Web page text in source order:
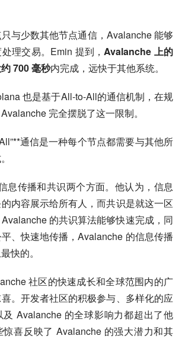
与少数其他节点通信，Avalanche 能够
理交易。Emin 提到，Avalanche 上的
700 毫秒内完成，远快于其他系统。
也是基于All-to-All的通信机制，在规
完全摆脱了这一限制。
通信是一种每个节点都需要与其他所
息传播和共识两个方面。他认为，信息
内容展示给所有人，而共识是就这一区
的共识算法能够快速完成，同
、快速地传播，Avalanche 的信息传播
快的。
社区的快速成长和全球范围内的广
。开发者社区的积极参与、多样化的应
及 Avalanche 的全球影响力都超出了他
惊喜反映了 Avalanche 的强大潜力和其